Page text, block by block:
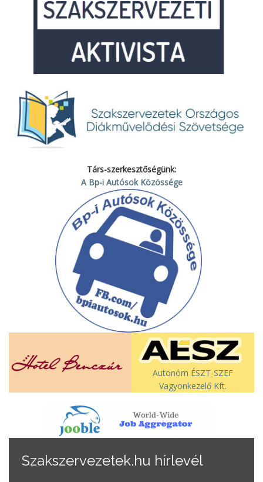
Társ-szerkesztőségünk:
A Bp-i Autósok Közössége
Autonóm ÉSZT-SZEF
Vagyonkezelő Kft.
Szakszervezetek.hu hírlevél